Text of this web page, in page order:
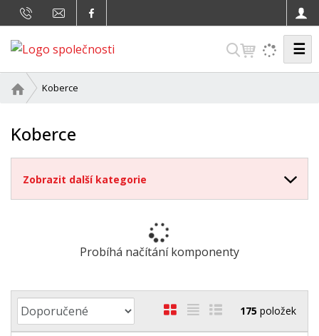
V
a
☰
v
d
s
t
Koberce
Koberce
Zobrazit další kategorie
Probíhá načítání komponenty
b
a
á
175 položek